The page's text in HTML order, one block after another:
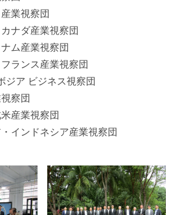
業視察団
ナダ産業視察団
ム産業視察団
ランス産業視察団
ジア ビジネス視察団
察団
産業視察団
インドネシア産業視察団